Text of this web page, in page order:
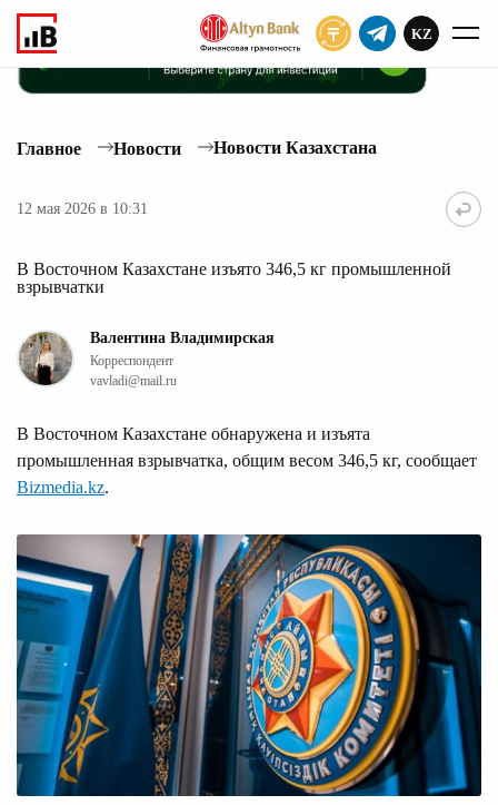
KZ
Главное Новости Новости Казахстана
12 мая 2026 в 10:31
В Восточном Казахстане изъято 346,5 кг промышленной
взрывчатки
Валентина Владимирская
Корреспондент
vavladi@mail.ru
В Восточном Казахстане обнаружена и изъята
промышленная взрывчатка, общим весом 346,5 кг, сообщает
Bizmedia.kz.